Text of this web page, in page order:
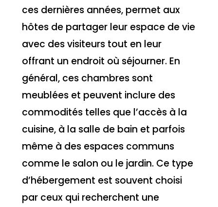
ces dernières années, permet aux
hôtes de partager leur espace de vie
avec des visiteurs tout en leur
offrant un endroit où séjourner. En
général, ces chambres sont
meublées et peuvent inclure des
commodités telles que l’accès à la
cuisine, à la salle de bain et parfois
même à des espaces communs
comme le salon ou le jardin. Ce type
d’hébergement est souvent choisi
par ceux qui recherchent une